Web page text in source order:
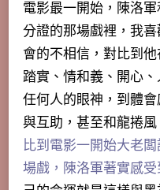
電影最一開始，陳洛
分證的那場戲裡，我
會的不相信，對比到
踏實、情和義、開心
任何人的眼神，到體
與互助，甚至和龍捲
比到電影一開始大老
場戲，陳洛軍著實感